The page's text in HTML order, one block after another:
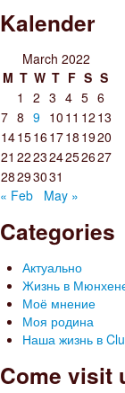
Kalender
March 2022
M T W T F S S
1
2 3 4 5 6
7 8 9 10 11 12 13
141516 1718 1920
21 222324252627
28293031
« Feb
May »
Categories
Актуально
Жизнь в
Моё мнение
Моя родина
Наша жизнь в
Come visit